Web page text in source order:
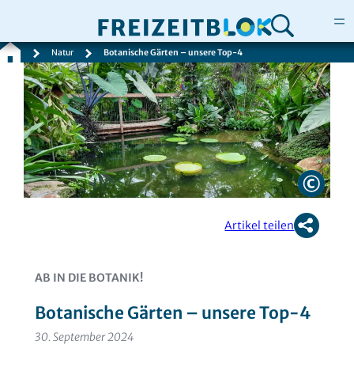
Zum
Inhalt
springen
Natur Botanische Gärten – unsere Top-4
AB IN DIE BOTANIK!
Botanische Gärten – unsere Top-4
30. September 2024
Artikel teilen